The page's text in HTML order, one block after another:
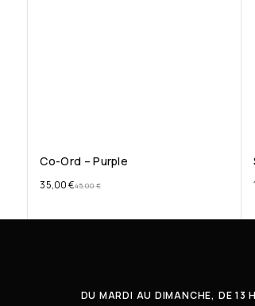
Co-Ord – Purple
45,00€
35,00€
DU MARDI AU DIMANCHE, DE 13